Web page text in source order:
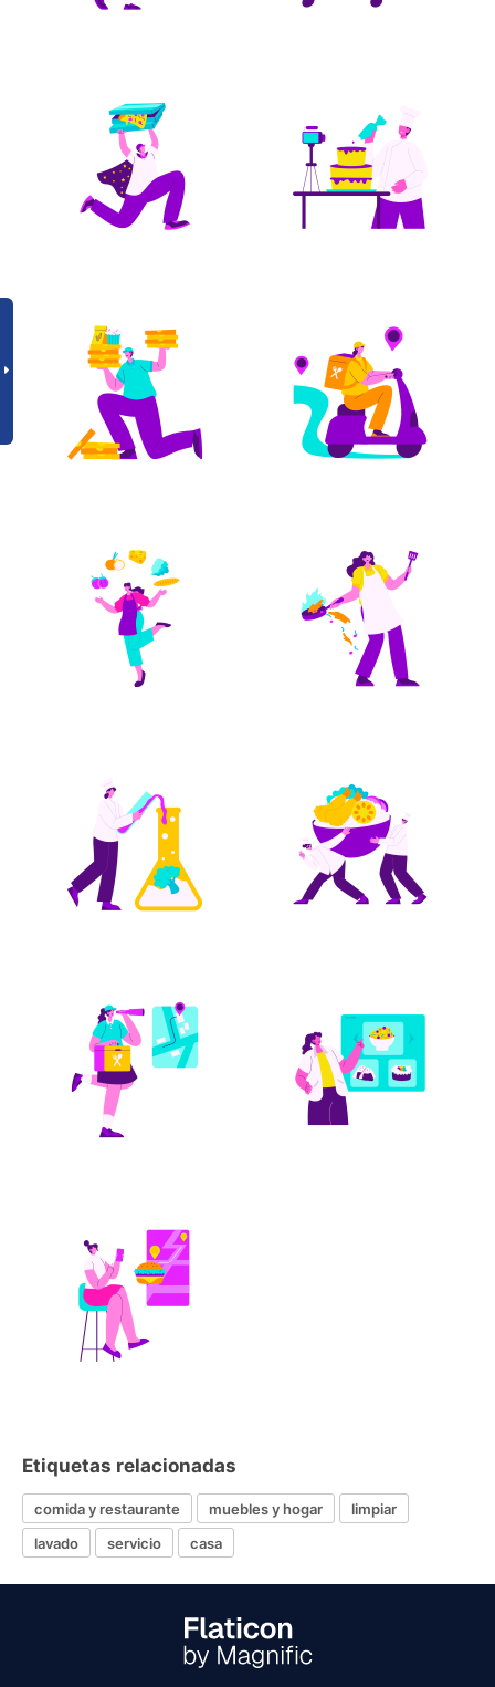
Etiquetas relacionadas
comida y restaurante muebles y hogar
limpiar
lavado
servicio casa